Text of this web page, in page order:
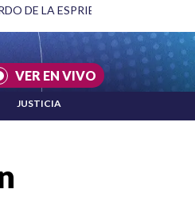
ENTRE ESTADOS UNIDOS E
VER EN VIVO
JUSTICIA